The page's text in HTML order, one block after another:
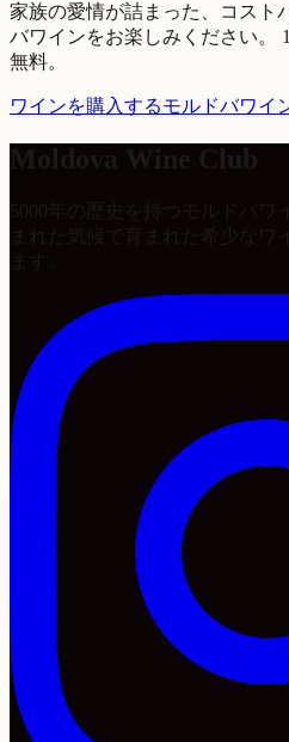
家族の愛情が詰まった、コスト
バワインをお楽しみください。
無料。
ワインを購入するモルドバワイ